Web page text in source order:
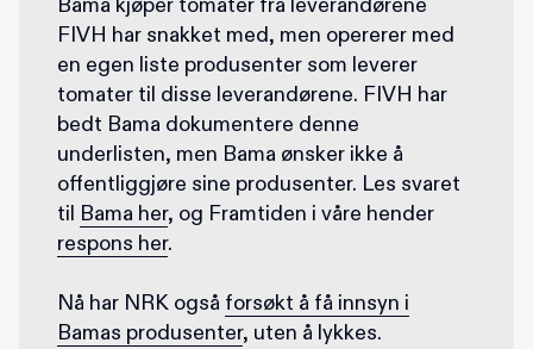
Bama kjøper tomater fra leverandørene
FIVH har snakket med, men opererer med
en egen liste produsenter som leverer
tomater til disse leverandørene. FIVH har
bedt Bama dokumentere denne
underlisten, men Bama ønsker ikke å
offentliggjøre sine produsenter. Les svaret
til Bama her, og Framtiden i våre hender
respons her.
Nå har NRK også forsøkt å få innsyn i
Bamas produsenter, uten å lykkes.